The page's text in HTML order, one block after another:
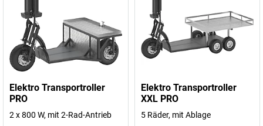
Elektro Transportroller
PRO
2 x 800 W, mit 2-Rad-Antrieb
Elektro Transportroller
XXL PRO
5 Räder, mit Ablage